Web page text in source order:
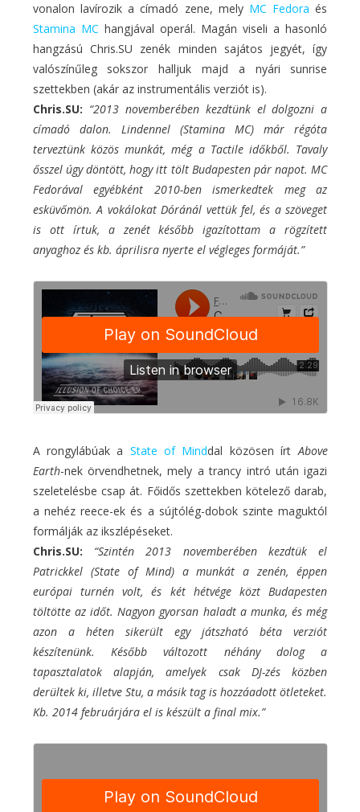
vonalon lavírozik a címadó zene, mely MC Fedora és
Stamina MC hangjával operál. Magán viseli a hasonló
hangzású Chris.SU zenék minden sajátos jegyét, így
valószínűleg sokszor halljuk majd a nyári sunrise
szettekben (akár az instrumentális verziót is).
Chris.SU: “2013 novemberében kezdtünk el dolgozni a
címadó dalon. Lindennel (Stamina MC) már régóta
terveztünk közös munkát, még a Tactile időkből. Tavaly
ősszel úgy döntött, hogy itt tölt Budapesten pár napot. MC
Fedorával egyébként 2010-ben ismerkedtek meg az
esküvőmön. A vokálokat Dóránál vettük fel, és a szöveget
is ott írtuk, a zenét később igazítottam a rögzített
anyaghoz és kb. áprilisra nyerte el végleges formáját.”
A rongylábúak a State of Minddal közösen írtAbove
Earth-nek örvendhetnek, mely a trancy intró után igazi
szeletelésbe csap át. Főidős szettekben kötelező darab,
a nehéz reece-ek és a sújtólég-dobok szinte maguktól
formálják az ikszlépéseket.
Chris.SU:
“Szintén 2013 novemberében kezdtük el
Patrickkel (State of Mind) a munkát a zenén, éppen
európai turnén volt, és két hétvége közt Budapesten
töltötte az időt. Nagyon gyorsan haladt a munka, és még
azon a héten sikerült egy játszható béta verziót
készítenünk. Később változott néhány dolog a
tapasztalatok alapján, amelyek csak DJ-zés közben
derültek ki, illetve Stu, a másik tag is hozzáadott ötleteket.
Kb. 2014 februárjára el is készült a final mix.”